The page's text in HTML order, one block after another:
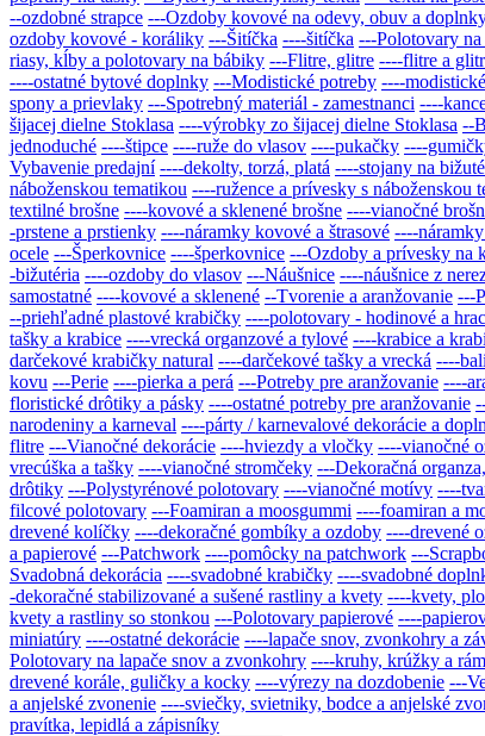
--ozdobné strapce ---Ozdoby kovové na odevy, obuv a
ozdoby kovové - koráliky ---Šitíčka ----šitíčka ---Polotovary
riasy, kĺby a polotovary na bábiky ---Flitre, glitre ----flitre a
----ostatné bytové doplnky ---Modistické potreby ----
spony a prievlaky ---Spotrebný materiál - zamestnanci ----
šijacej dielne Stoklasa ----výrobky zo šijacej dielne Stoklasa --
jednoduché ----štipce ----ruže do vlasov ----pukačky ----
Vybavenie predajní ----dekolty, torzá, platá ----stojany na
náboženskou tematikou ----ružence a prívesky s náboženskou
textilné brošne ----kovové a sklenené brošne ----vianočné
-prstene a prstienky ----náramky kovové a štrasové ----
ocele ---Šperkovnice ----šperkovnice ---Ozdoby a prívesky na
-bižutéria ----ozdoby do vlasov ---Náušnice ----náušnice z
samostatné ----kovové a sklenené --Tvorenie a aranžovanie ---
--priehľadné plastové krabičky ----polotovary - hodinové a
tašky a krabice ----vrecká organzové a tylové ----krabice a
darčekové krabičky natural ----darčekové tašky a vrecká ----
kovu ---Perie ----pierka a perá ---Potreby pre aranžovanie ----
floristické drôtiky a pásky ----ostatné potreby pre aranžovanie
narodeniny a karneval ----párty / karnevalové dekorácie a
flitre ---Vianočné dekorácie ----hviezdy a vločky ----vianočné
vrecúška a tašky ----vianočné stromčeky ---Dekoračná
drôtiky ---Polystyrénové polotovary ----vianočné motívy ----
filcové polotovary ---Foamiran a moosgummi ----foamiran a
drevené kolíčky ----dekoračné gombíky a ozdoby ----drevené
a papierové ---Patchwork ----pomôcky na patchwork ---
Svadobná dekorácia ----svadobné krabičky ----svadobné
-dekoračné stabilizované a sušené rastliny a kvety ----kvety,
kvety a rastliny so stonkou ---Polotovary papierové ----
miniatúry ----ostatné dekorácie ----lapače snov, zvonkohry a
Polotovary na lapače snov a zvonkohry ----kruhy, krúžky a
drevené korále, guličky a kocky ----výrezy na dozdobenie ---
a anjelské zvonenie ----sviečky, svietniky, bodce a anjelské
pravítka, lepidlá a zápisníky